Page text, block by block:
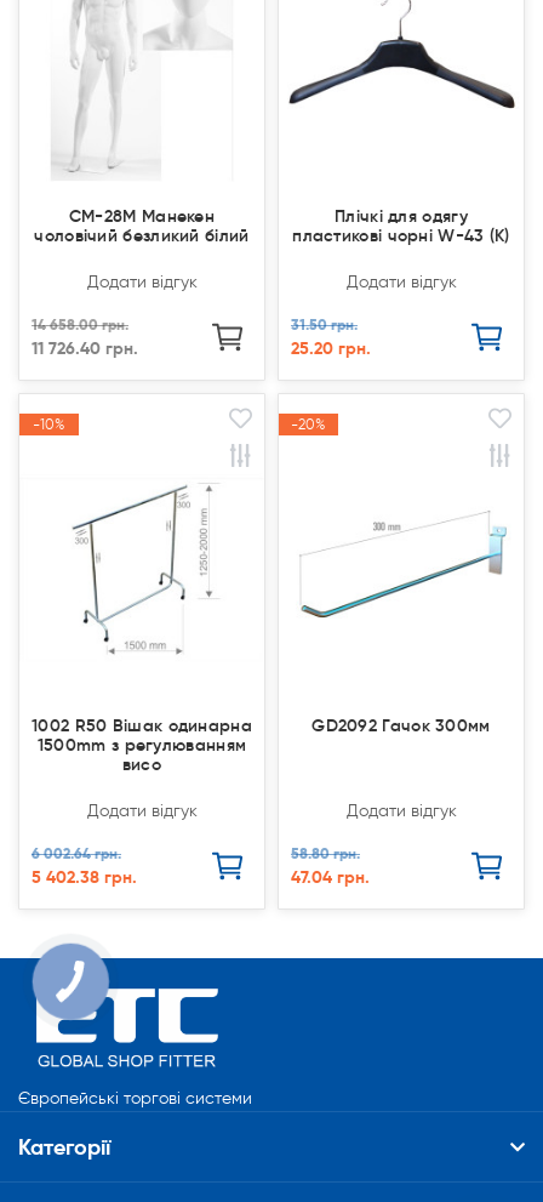
CM-28M Манекен
чоловічий безликий білий
Додати відгук
14 658.00 грн.
11 726.40 грн.
Плічкі для одягу
пластикові чорні W-43 (К)
Додати відгук
31.50 грн.
25.20 грн.
-10%
-10%
1002 R50 Вішак одинарна
1500mm з регулюванням
висо
Додати відгук
6 002.64 грн.
5 402.38 грн.
-20%
-20%
GD2092 Гачок 300мм
Додати відгук
58.80 грн.
47.04 грн.
Європейські торгові системи
Категорії